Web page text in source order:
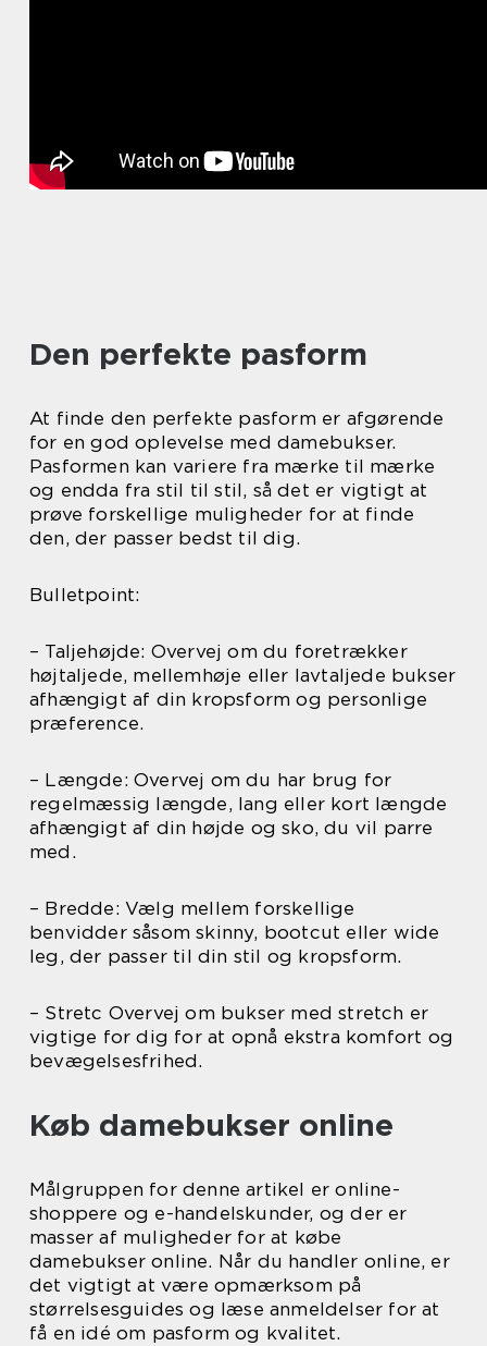
Den perfekte pasform
At finde den perfekte pasform er afgørende
for en god oplevelse med damebukser.
Pasformen kan variere fra mærke til mærke
og endda fra stil til stil, så det er vigtigt at
prøve forskellige muligheder for at finde
den, der passer bedst til dig.
Bulletpoint:
– Taljehøjde: Overvej om du foretrækker
højtaljede, mellemhøje eller lavtaljede bukser
afhængigt af din kropsform og personlige
præference.
– Længde: Overvej om du har brug for
regelmæssig længde, lang eller kort længde
afhængigt af din højde og sko, du vil parre
med.
– Bredde: Vælg mellem forskellige
benvidder såsom skinny, bootcut eller wide
leg, der passer til din stil og kropsform.
– Stretc Overvej om bukser med stretch er
vigtige for dig for at opnå ekstra komfort og
bevægelsesfrihed.
Køb damebukser online
Målgruppen for denne artikel er online-
shoppere og e-handelskunder, og der er
masser af muligheder for at købe
damebukser online. Når du handler online, er
det vigtigt at være opmærksom på
størrelsesguides og læse anmeldelser for at
få en idé om pasform og kvalitet.